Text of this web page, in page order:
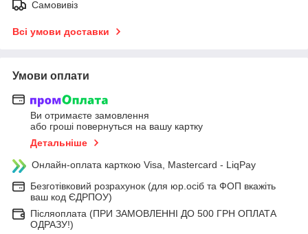
Самовивіз
Всі умови доставки
Умови оплати
Ви отримаєте замовлення
або гроші повернуться на вашу картку
Детальніше
Онлайн-оплата карткою Visa, Mastercard - LiqPay
Безготівковий розрахунок (для юр.осіб та ФОП вкажіть
ваш код ЄДРПОУ)
Післяоплата (ПРИ ЗАМОВЛЕННІ ДО 500 ГРН ОПЛАТА
ОДРАЗУ!)